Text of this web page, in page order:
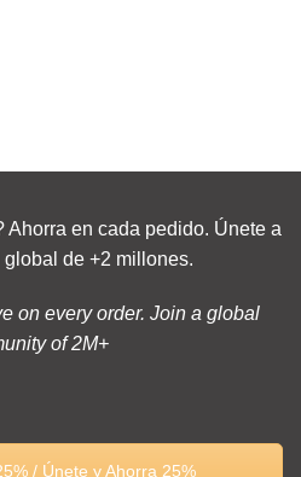
Ahorra en cada pedido. Únete a
de +2 millones.
on every order. Join a global
of 2M+
/ Únete y Ahorra 25%